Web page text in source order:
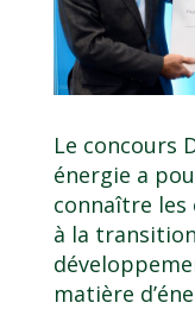
Le concours
énergie a
connaître les
à la
matière